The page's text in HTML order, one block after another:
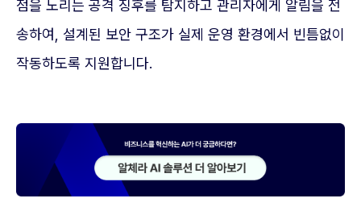
점을 노리는 공격 징후를 탐지하고 관리자에게 알림을 전
송하여, 설계된 보안 구조가 실제 운영 환경에서 빈틈없이
작동하도록 지원합니다.